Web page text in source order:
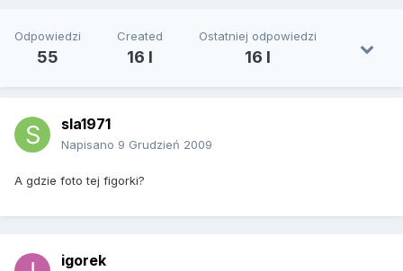
Odpowiedzi
55
Created
16 l
Ostatniej odpowiedzi
16 l
sla1971
Napisano 9 Grudzień 2009
A gdzie foto tej figorki?
igorek